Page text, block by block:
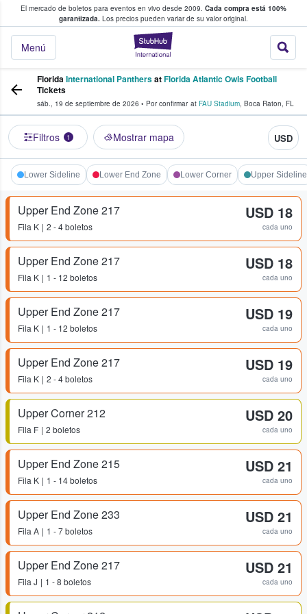
El mercado de boletos para eventos en vivo desde 2009. Cada compra está 100%
garantizada. Los precios pueden variar de su valor original.
StubHub: donde
Menú
fans compran y venden boletos
FloridaInternational PanthersatFlorida Atlantic Owls Football
Tickets
sáb., 19 de septiembre de 2026 • Por confirmar at FAU Stadium, Boca Raton, FL
Filtros 1 Mostrar mapa USD
Lower Sideline Lower End Zone Lower Corner Upper Sideline
Upper End Zone 217
Fila K 2 - 4 boletos
USD 18
cada uno
Upper End Zone 217
Fila K 1 - 12 boletos
USD 18
cada uno
Upper End Zone 217
Fila K 1 - 12 boletos
USD 19
cada uno
Upper End Zone 217
Fila K 2 - 4 boletos
USD 19
cada uno
Upper Corner 212
Fila F 2 boletos
USD 20
cada uno
Upper End Zone 215
Fila K 1 - 14 boletos
USD 21
cada uno
Upper End Zone 233
Fila A 1 - 7 boletos
USD 21
cada uno
Upper End Zone 217
Fila J 1 - 8 boletos
USD 21
cada uno